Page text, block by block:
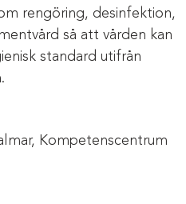
rengöring, desinfektion,
så att vården kan
standard utifrån
Kompetenscentrum